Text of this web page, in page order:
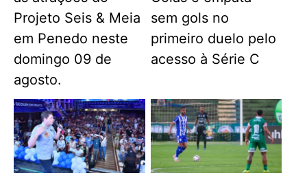
Projeto Seis & Meia
em Penedo neste
domingo 09 de
agosto.
sem gols no
primeiro duelo pelo
acesso à Série C